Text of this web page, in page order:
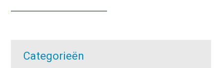
was:
is:
Categorieën